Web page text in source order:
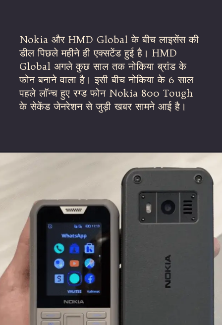
Nokia और HMD Global के बीच लाइसेंस की
डील पिछले महीने ही एक्सटेंड हुई है। HMD
Global अगले कुछ साल तक नोकिया ब्रांड के
फोन बनाने वाला है। इसी बीच नोकिया के 6 साल
पहले लॉन्च हुए रग्ड फोन Nokia 800 Tough
के सेकेंड जेनरेशन से जुड़ी खबर सामने आई है।